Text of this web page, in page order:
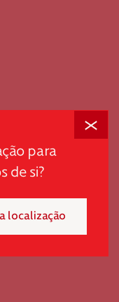
para
de si?
localização